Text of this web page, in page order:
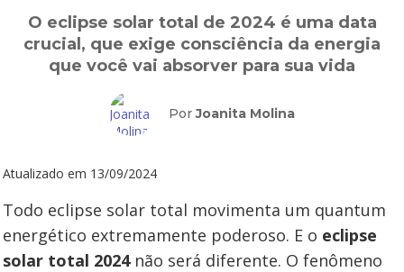
O eclipse solar total de 2024 é uma data
crucial, que exige consciência da energia
que você vai absorver para sua vida
Por Joanita Molina
Atualizado em 13/09/2024
Todo eclipse solar total movimenta um quantum
energético extremamente poderoso. E o eclipse
solar total 2024não será diferente. O fenômeno